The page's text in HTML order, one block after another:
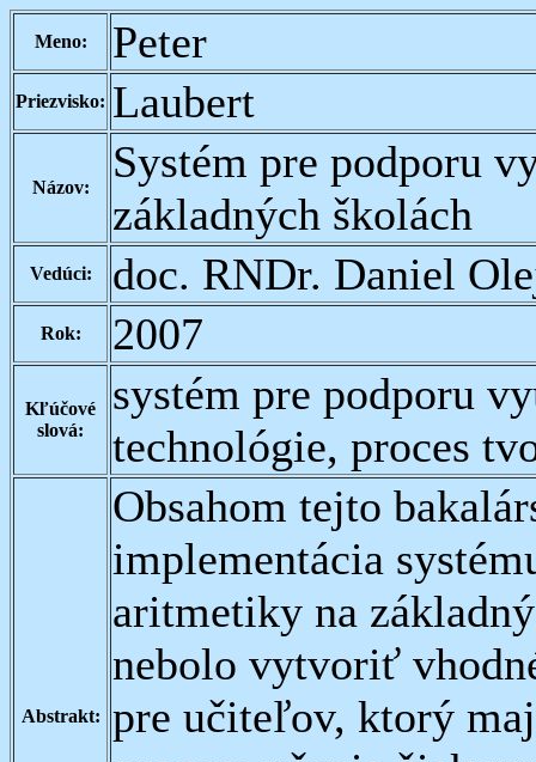
Meno: Peter
Priezvisko: Laubert
Názov:
Systém pre podporu
základných školách
Vedúci: doc. RNDr. Daniel
Rok: 2007
Kľúčové
slová:
systém pre podporu
technológie, proces
Abstrakt:
Obsahom tejto
implementácia
aritmetiky na
nebolo vytvoriť
pre učiteľov, ktorý